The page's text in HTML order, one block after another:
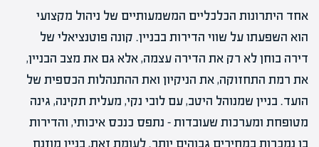
אחד היתרונות הכלכליים המשמעותיים של ניהול מקצועי
הוא השפעתו על שווי הדירות בבניין. קונה פוטנציאלי של
דירה בוחן לא רק את הדירה עצמה, אלא גם את מצב הבניין,
את רמת התחזוקה, את הניקיון ואת ההתנהלות הכספית של
הועד. בניין שמנוהל היטב, עם לובי נקי, מעלית תקינה, גינה
מטופחת ומערכות שעובדות – נתפס כנכס איכותי, והדירות
בו נמכרות במחירים גבוהים יותר. לעומת זאת, בניין מוזנח